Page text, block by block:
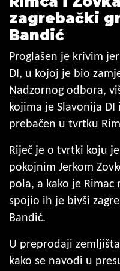
zagrebački
Bandić
Proglašen je krivim
DI, u kojoj je bio
Nadzornog odbora,
kojima je Slavonija
prebačen u tvrtku
Riječ je o tvrtki koju
pokojnim Jerkom
pola, a kako je Rimac
spojio ih je bivši
Bandić.
U preprodaji
kako se navodi u